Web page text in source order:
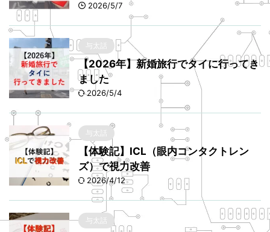
2026/5/7
与太話
【2026年】新婚旅行でタイに行ってき
ました
2026/5/4
与太話
【体験記】ICL（眼内コンタクトレン
ズ）で視力改善
2026/4/12
与太話